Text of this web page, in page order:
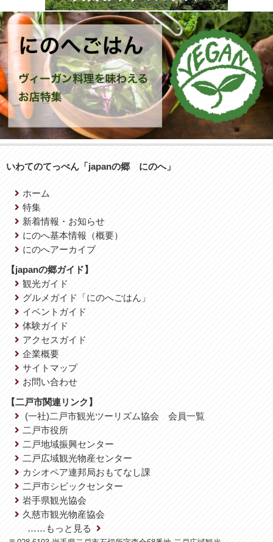
いわてのてっぺん「japanの郷 にのへ」
ホーム
特集
新着情報・お知らせ
にのへ基本情報（概要）
にのへアーカイブ
【japanの郷ガイド】
観光ガイド
グルメガイド「にのへごはん」
イベントガイド
体験ガイド
アクセスガイド
企業概要
サイトマップ
お問い合わせ
【二戸市関連リンク】
(一社)二戸市観光ツーリズム協会 会員一覧
二戸市役所
二戸地域振興センター
二戸広域観光物産センター
カシオペア連邦局おもてなし課
二戸市シビックセンター
岩手県観光協会
久慈市観光物産協会
……もっと見る